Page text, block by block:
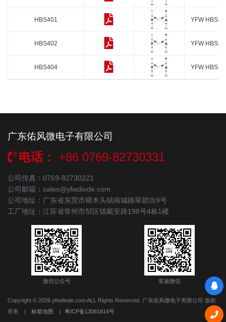
HBS401 YFW
HBS402 YFW
HBS404 YFW
HBS408 YFW
HBS410
HBS10005
S75VB160
S75VB80
S75VB100 YFW
S75VB120 YFW
S75VB140 YFW
TBL15005 YFW
广东佑风微电子有限公司
电话： +86 0769-82730331
公司传真：0769-82730221
公司邮箱：sales@yfwdiode.com
公司地址：广东省东莞市樟木头镇南城路翠碧街9号
工厂地址：江苏省常州市邹区镇戴安路198号4栋1楼
微信公众号 客服微信
Copyright © 2026 yfwdiode.com ALL Rights Reserved. 广东佑风微电子有限公司 版权
所有
| 标签地图 | 粤ICP备13061814号